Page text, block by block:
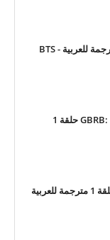
الحلقة 1 من بتس في الغابة مترجمة للعربية - BTS
برنامج GBRB: Reap What You Sow حلقة 1
برنامج نادي الأصدقاء السري حلقة 1 مترجمة للعربية